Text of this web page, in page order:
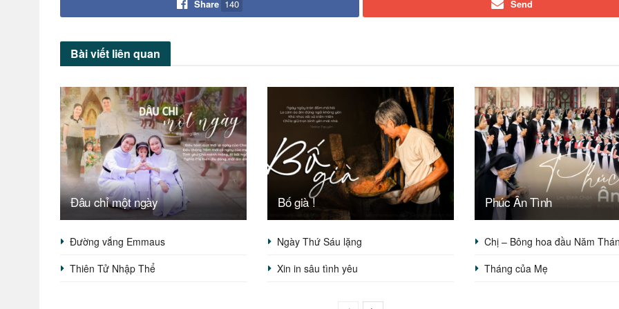
Share 140 Send
Bài viết liên quan
Đâu chỉ một ngày Bố già ! Phúc Ân Tình
Đường vắng Emmaus Ngày Thứ Sáu lặng
Chị – Bông hoa đầu Năm
Thiên Tử Nhập Thể
Xin in sâu tình yêu Tháng của Mẹ